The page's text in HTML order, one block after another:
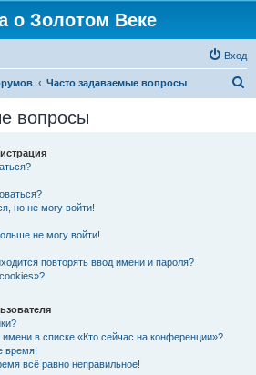
о Золотом Веке
Вход
Часто задаваемые вопросы
вопросы
но не могу войти!
не могу войти!
повторять ввод имени и пароля?
имени в списке «Кто сейчас на конференции»?
время!
всё равно неправильное!